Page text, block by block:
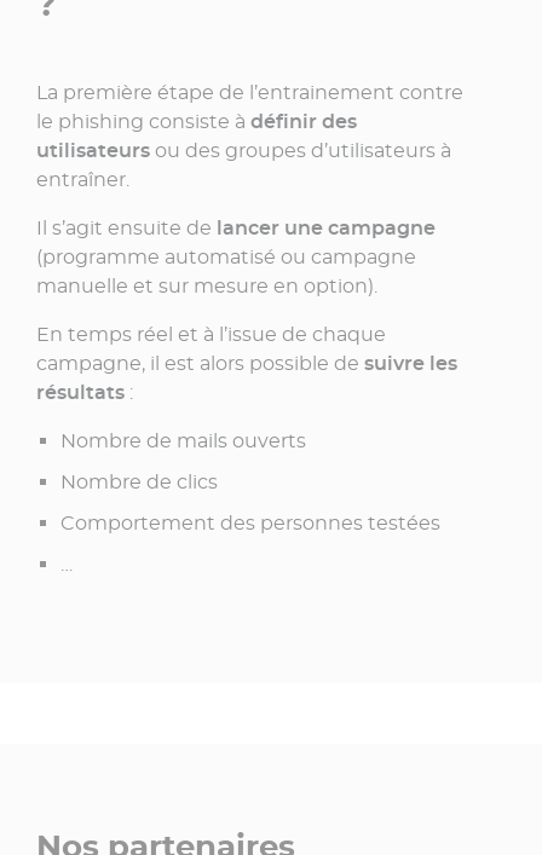
La première étape de l’entrainement contre
le phishing consiste à définir des
utilisateurs ou des groupes d’utilisateurs à
entraîner.
Il s’agit ensuite de lancer une campagne
(programme automatisé ou campagne
manuelle et sur mesure en option).
En temps réel et à l’issue de chaque
campagne, il est alors possible de suivre les
résultats :
Nombre de mails ouverts
Nombre de clics
Comportement des personnes testées
…
Nos partenaires​